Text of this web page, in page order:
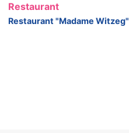
Restaurant
Restaurant "Madame Witzeg"